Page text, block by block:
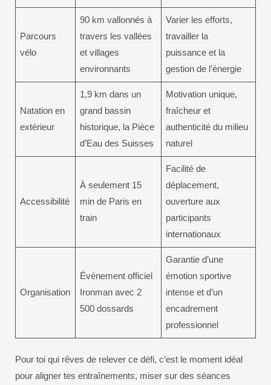
Parcours
vélo
90 km vallonnés à
travers les vallées
et villages
environnants
Varier les efforts,
travailler la
puissance et la
gestion de l’énergie
Natation en
extérieur
1,9 km dans un
grand bassin
historique, la Pièce
d’Eau des Suisses
Motivation unique,
fraîcheur et
authenticité du milieu
naturel
Accessibilité
À seulement 15
min de Paris en
train
Facilité de
déplacement,
ouverture aux
participants
internationaux
Organisation
Événement officiel
Ironman avec 2
500 dossards
Garantie d’une
émotion sportive
intense et d’un
encadrement
professionnel
Pour toi qui rêves de relever ce défi, c’est le moment idéal
pour aligner tes entraînements, miser sur des séances